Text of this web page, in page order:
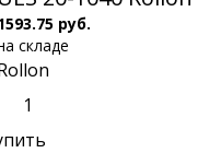
руб.
складе